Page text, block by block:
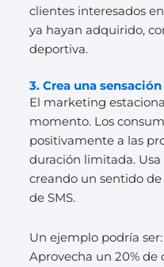
clientes interesados
ya hayan adquirido,
deportiva.
3. Crea una
El marketing
momento. Los
positivamente a las
duración limitada.
creando un sentido
de SMS.
Un ejemplo podría
Aprovecha un 20%